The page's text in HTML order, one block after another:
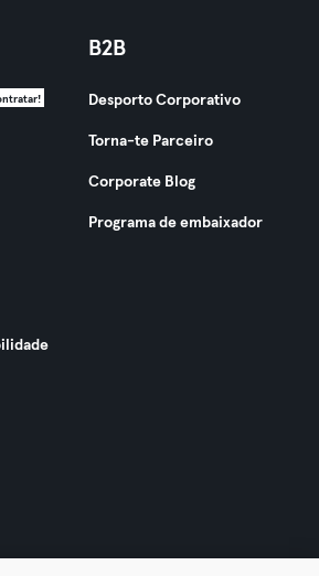
B2B
Desporto Corporativo
Torna-te Parceiro
Corporate Blog
Programa de embaixador